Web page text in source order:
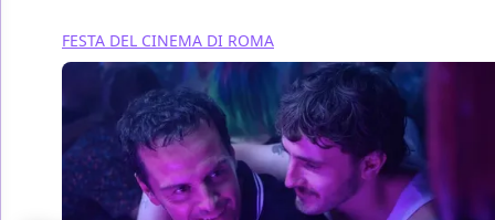
FESTA DEL CINEMA DI ROMA